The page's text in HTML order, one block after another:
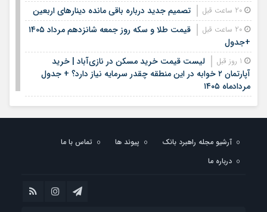
تصمیم جدید درباره باقی مانده دینارهای اربعین
قیمت طلا و سکه روز جمعه شانزدهم مرداد ۱۴۰۵
+جدول
لیست قیمت خرید مسکن در نازی‌آباد | خرید
آپارتمان ۲ خوابه در این منطقه چقدر سرمایه نیاز دارد؟ + جدول
مردادماه ۱۴۰۵
1 روز قبل
هشتمین عرضه اولیه فرابورس در سال ۱۴۰۵ / جزئیات
عرضه سهام اعلام شد
لیست قیمت اجاره مسکن در یوسف‌آباد | رهن و
اجاره آپارتمان در این منطقه چقدر بودجه نیاز دارد؟ + جدول
مردادماه ۱۴۰۵
آرشیو مجله راهبرد بانک پیوند ها
تماس با ما
درباره ما